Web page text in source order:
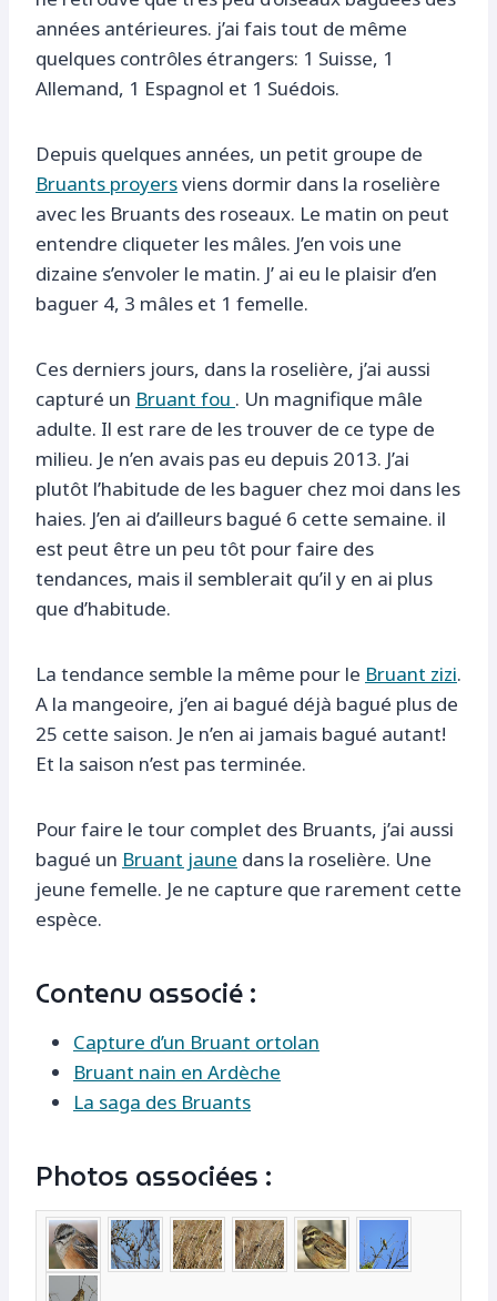
années antérieures. j’ai fais tout de même
quelques contrôles étrangers: 1 Suisse, 1
Allemand, 1 Espagnol et 1 Suédois.
Depuis quelques années, un petit groupe de
Bruants proyersviens dormir dans la roselière
avec les Bruants des roseaux. Le matin on peut
entendre cliqueter les mâles. J’en vois une
dizaine s’envoler le matin. J’ ai eu le plaisir d’en
baguer 4, 3 mâles et 1 femelle.
Ces derniers jours, dans la roselière, j’ai aussi
capturé un Bruant fou . Un magnifique mâle
adulte. Il est rare de les trouver de ce type de
milieu. Je n’en avais pas eu depuis 2013. J’ai
plutôt l’habitude de les baguer chez moi dans les
haies. J’en ai d’ailleurs bagué 6 cette semaine. il
est peut être un peu tôt pour faire des
tendances, mais il semblerait qu’il y en ai plus
que d’habitude.
La tendance semble la même pour le Bruant zizi.
A la mangeoire, j’en ai bagué déjà bagué plus de
25 cette saison. Je n’en ai jamais bagué autant!
Et la saison n’est pas terminée.
Pour faire le tour complet des Bruants, j’ai aussi
bagué un Bruant jaune dans la roselière. Une
jeune femelle. Je ne capture que rarement cette
espèce.
Contenu associé :
Capture d’un Bruant ortolan
Bruant nain en Ardèche
La saga des Bruants
Photos associées :